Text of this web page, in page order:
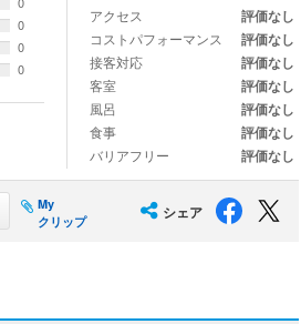
0
0
0
アクセス 評価なし
コストパフォーマンス 評価なし
接客対応 評価なし
客室 評価なし
風呂 評価なし
食事 評価なし
バリアフリー 評価なし
My
クリップ
シェア